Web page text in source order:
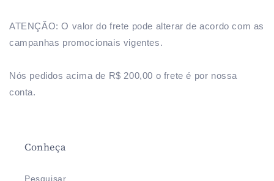
ATENÇÃO: O valor do frete pode alterar de acordo com as
campanhas promocionais vigentes.
Nós pedidos acima de R$ 200,00 o frete é por nossa
conta.
Conheça
Pesquisar